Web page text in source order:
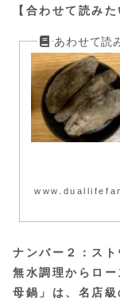
【合わせて読み
ナンバー２：スト
無水調理からロ
母鍋」は、名店